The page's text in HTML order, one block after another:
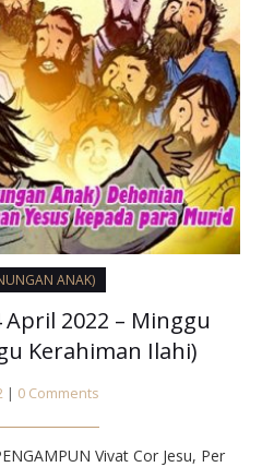
ANAK)
April 2022 – Minggu
Kerahiman Ilahi)
| 0 Comments
Vivat Cor Jesu, Per